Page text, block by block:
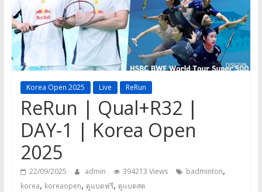
game,
It’s
my
life
Korea Open 2025 Live ReRun
ReRun | Qual+R32 |
DAY-1 | Korea Open
2025
22/09/2025 admin 394213 Views badminton,
korea, koreaopen, ดูแบดฟรี, ดูแบดสด